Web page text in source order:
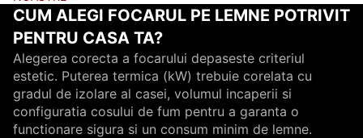
CUM ALEGI FOCARUL PE LEMNE POTRIVIT
PENTRU CASA TA?
Alegerea corecta a focarului depaseste criteriul
estetic. Puterea termica (kW) trebuie corelata cu
gradul de izolare al casei, volumul incaperii si
configuratia cosului de fum pentru a garanta o
functionare sigura si un consum minim de lemne.